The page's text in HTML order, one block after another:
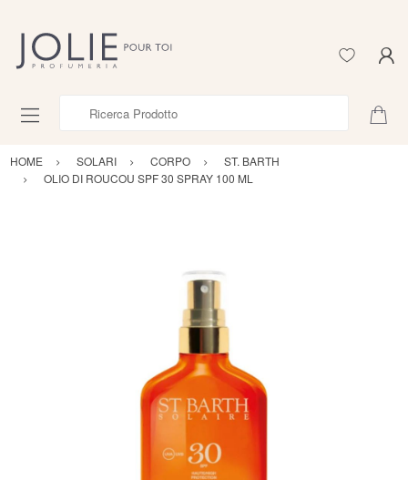
HOME SOLARI CORPO
ST. BARTH
OLIO DI ROUCOU SPF 30 SPRAY 100 ML